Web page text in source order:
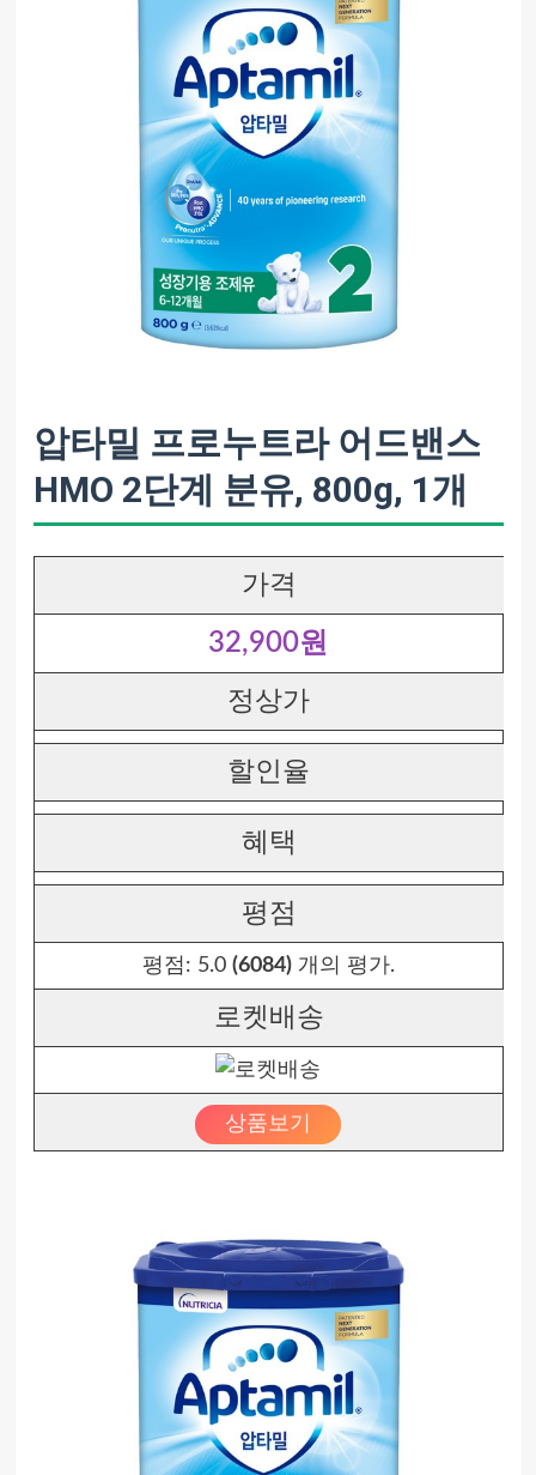
압타밀 프로누트라 어드밴스
HMO 2단계 분유, 800g, 1개
가격
32,900원
정상가
할인율
혜택
평점
평점: 5.0 (6084)개의 평가.
로켓배송
상품보기